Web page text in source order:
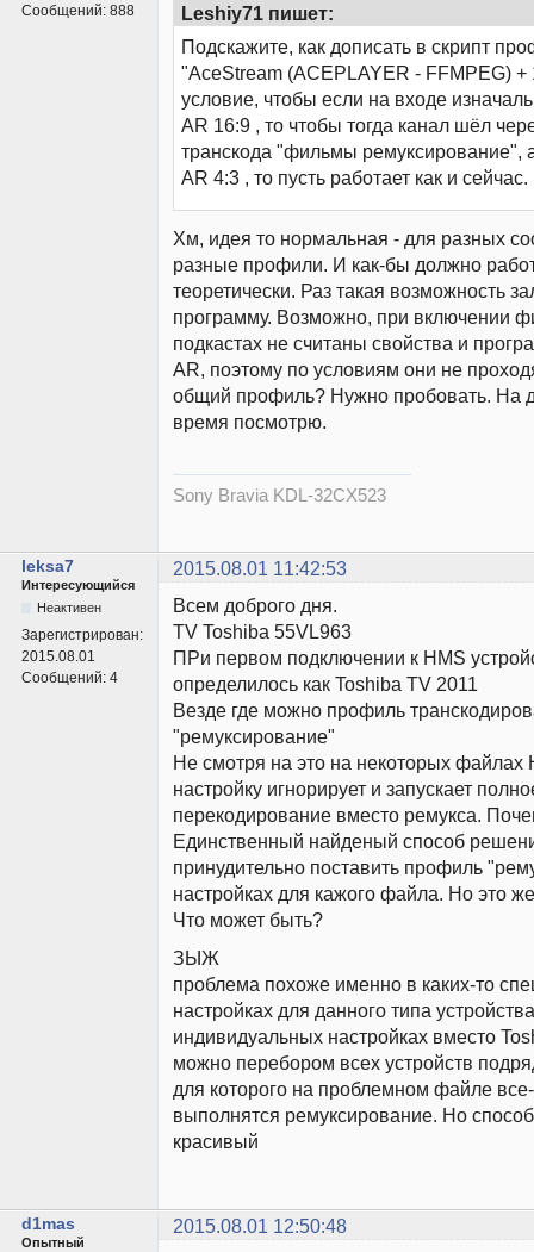
Сообщений: 888
Leshiy71 пишет:
Подскажите, как дописать в скрипт
"AceStream (ACEPLAYER - FFMPEG) +
условие, чтобы если на входе
AR 16:9 , то чтобы тогда канал шёл
транскода "фильмы ремуксирование",
AR 4:3 , то пусть работает как и сейчас.
Хм, идея то нормальная - для разных
разные профили. И как-бы должно
теоретически. Раз такая возможность
программу. Возможно, при включении
подкастах не считаны свойства и
AR, поэтому по условиям они не
общий профиль? Нужно пробовать. На
время посмотрю.
Sony Bravia KDL-32CX523
leksa7 2015.08.01 11:42:53
Интересующийся
Неактивен
Зарегистрирован:
2015.08.01
Сообщений: 4
Всем доброго дня.
TV Toshiba 55VL963
ПРи первом подключении к HMS
определилось как Toshiba TV 2011
Везде где можно профиль
"ремуксирование"
Не смотря на это на некоторых файлах
настройку игнорирует и запускает
перекодирование вместо ремукса.
Единственный найденый способ
принудительно поставить профиль
настройках для кажого файла. Но это
Что может быть?
ЗЫЖ
проблема похоже именно в каких-то
настройках для данного типа
индивидуальных настройках вместо
можно перебором всех устройств
для которого на проблемном файле все-
выполнятся ремуксирование. Но
красивый
d1mas 2015.08.01 12:50:48
Опытный